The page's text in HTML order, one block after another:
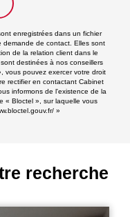
enregistrées dans un fichier
demande de contact. Elles sont
de la relation client dans le
destinées à nos conseillers
vous pouvez exercer votre droit
rectifier en contactant Cabinet
informons de l'existence de la
« Bloctel », sur laquelle vous
»
recherche